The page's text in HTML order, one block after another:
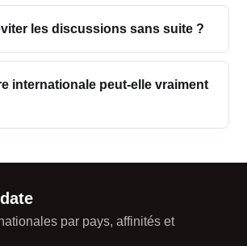
les discussions sans suite ?
internationale peut-elle vraiment
par pays, affinités et